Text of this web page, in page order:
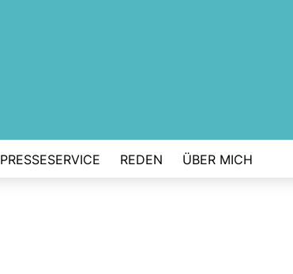
PRESSESERVICE REDEN ÜBER MICH